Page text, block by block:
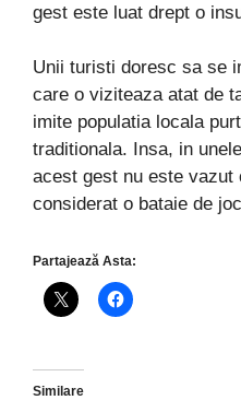
gest este luat drept o
Unii turisti doresc sa se
care o viziteaza atat de
imite populatia locala
traditionala. Insa, in
acest gest nu este vazut
considerat o bataie de
Partajează Asta:
Similare